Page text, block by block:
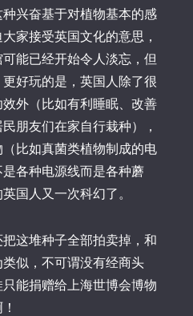
兴奋基于对植物基本的感
家接受英国文化的意思，
能已经开始令人淡忘，但
好玩的是，英国人除了很
外（比如有利睡眠、改善
朋友们在家自行栽种），
比如真菌类植物制成的电
各种电源线而是各种蘑
国人又一次科幻了。
这堆种子全部拍卖掉，和
似，不可谓没有经商头
能捐赠给上海世博会博物